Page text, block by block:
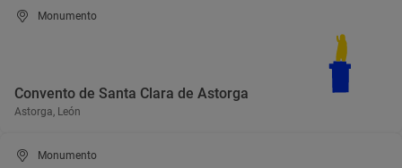
Monumento
Convento de Santa Clara de Astorga
Astorga, León
Monumento